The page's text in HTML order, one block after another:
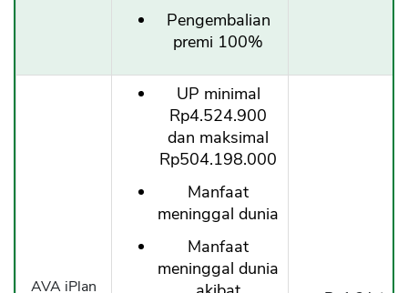
Pengembalian
premi 100%
AVA iPlan
UP minimal
Rp4.524.900
dan maksimal
Rp504.198.000
Manfaat
meninggal dunia
Manfaat
meninggal dunia